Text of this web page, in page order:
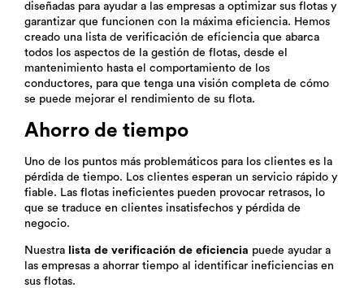
diseñadas para ayudar a las empresas a optimizar sus flotas y
garantizar que funcionen con la máxima eficiencia. Hemos
creado una lista de verificación de eficiencia que abarca
todos los aspectos de la gestión de flotas, desde el
mantenimiento hasta el comportamiento de los
conductores, para que tenga una visión completa de cómo
se puede mejorar el rendimiento de su flota.
Ahorro de tiempo
Uno de los puntos más problemáticos para los clientes es la
pérdida de tiempo. Los clientes esperan un servicio rápido y
fiable. Las flotas ineficientes pueden provocar retrasos, lo
que se traduce en clientes insatisfechos y pérdida de
negocio.
Nuestra lista de verificación de eficiencia puede ayudar a
las empresas a ahorrar tiempo al identificar ineficiencias en
sus flotas.